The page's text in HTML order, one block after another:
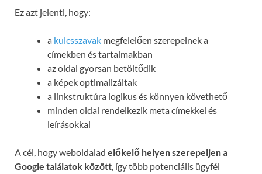
Ez azt jelenti, hogy:
a kulcsszavak megfelelően szerepelnek a
címekben és tartalmakban
az oldal gyorsan betöltődik
a képek optimalizáltak
a linkstruktúra logikus és könnyen követhető
minden oldal rendelkezik meta címekkel és
leírásokkal
A cél, hogy weboldalad előkelő helyen szerepeljen a
Google találatok között, így több potenciális ügyfél